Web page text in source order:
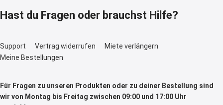
Hast du Fragen oder brauchst Hilfe?
Support Vertrag widerrufen
Miete verlängern
Meine Bestellungen
Für Fragen zu unseren Produkten oder zu deiner Bestellung sind
wir von Montag bis Freitag zwischen 09:00 und 17:00 Uhr